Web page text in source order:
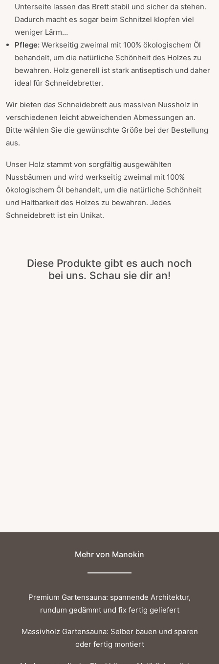
Unterseite lassen das Brett stabil und sicher da stehen.
Dadurch macht es sogar beim Schnitzel klopfen viel
weniger Lärm…
Pflege: Werkseitig zweimal mit 100% ökologischem Öl
behandelt, um die natürliche Schönheit des Holzes zu
bewahren. Holz generell ist stark antiseptisch und daher
ideal für Schneidebretter.
Wir bieten das Schneidebrett aus massiven Nussholz in
verschiedenen leicht abweichenden Abmessungen an.
Bitte wählen Sie die gewünschte Größe bei der Bestellung
aus.
Unser Holz stammt von sorgfältig ausgewählten
Nussbäumen und wird werkseitig zweimal mit 100%
ökologischem Öl behandelt, um die natürliche Schönheit
und Haltbarkeit des Holzes zu bewahren. Jedes
Schneidebrett ist ein Unikat.
Diese Produkte gibt es auch noch
bei uns. Schau sie dir an!
Mehr von Manokin
Premium Gartensauna: spannende Architektur,
rundum gedämmt und fix fertig geliefert
Massivholz Gartensauna: Selber bauen und sparen
oder fertig montiert